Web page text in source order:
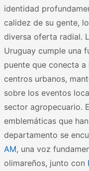
identidad
calidez de su gente,
diversa oferta radial.
Uruguay cumple una
puente que conecta
centros urbanos,
sobre los eventos
sector agropecuario.
emblemáticas que
departamento se
AM, una voz
olimareños, junto con